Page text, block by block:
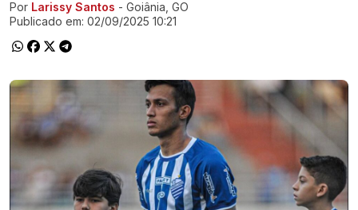
Ir direto pra matéria
Por Larissy Santos - Goiânia, GO
Publicado em: 02/09/2025 10:21